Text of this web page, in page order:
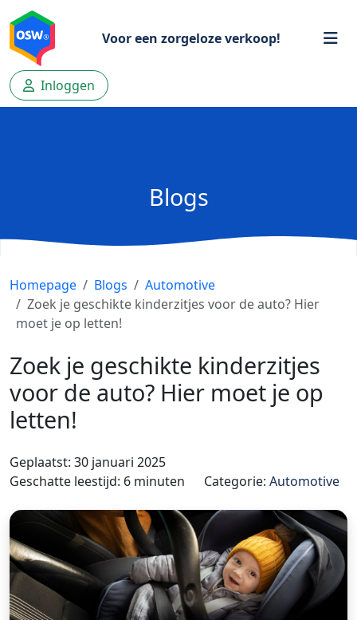
Voor een zorgeloze verkoop!
Inloggen
Blogs
Homepage Blogs
Automotive
Zoek je geschikte kinderzitjes voor de auto? Hier
moet je op letten!
Zoek je geschikte kinderzitjes
voor de auto? Hier moet je op
letten!
Geplaatst: 30 januari 2025
Geschatte leestijd: 6 minuten
Categorie: Automotive